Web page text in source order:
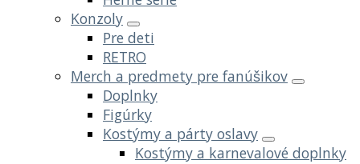
Konzoly
Pre deti
RETRO
Merch a predmety pre fanúšikov
Doplnky
Figúrky
Kostýmy a párty oslavy
Kostýmy a karnevalové doplnky